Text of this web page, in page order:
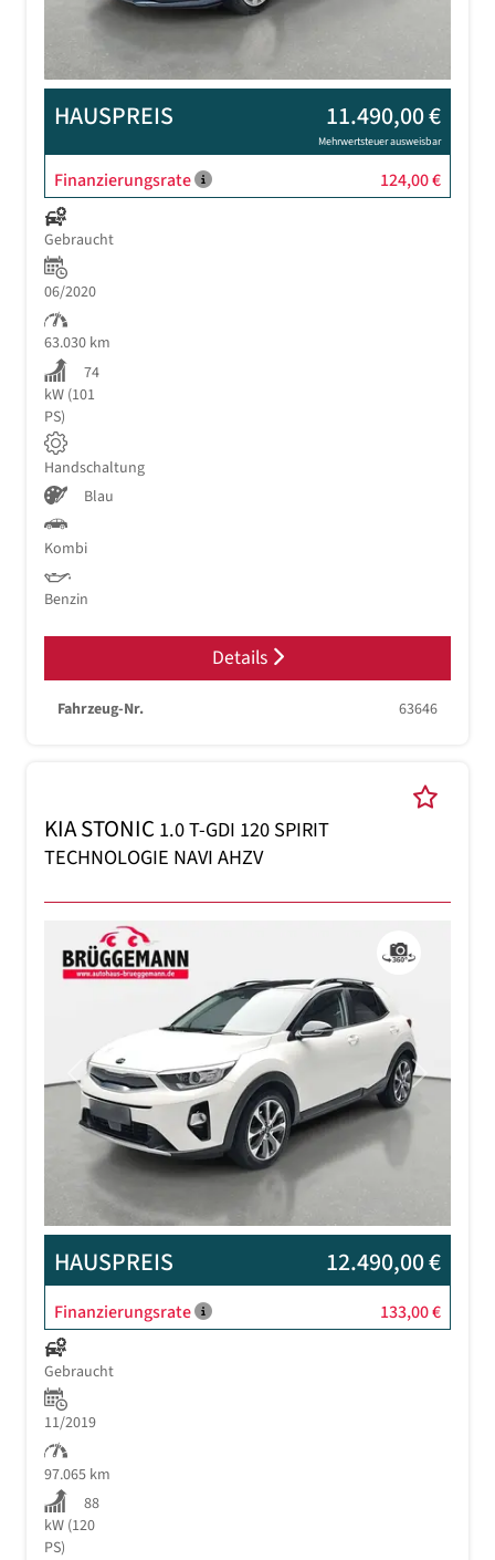
HAUSPREIS 11.490,00 €
Mehrwertsteuer ausweisbar
Finanzierungsrate 124,00 €
Gebraucht
06/2020
63.030 km
74
kW (101
PS)
Handschaltung
Blau
Kombi
Benzin
Details
Fahrzeug-Nr. 63646
KIA STONIC 1.0 T-GDI 120 SPIRIT
TECHNOLOGIE NAVI AHZV
Previous Next
HAUSPREIS 12.490,00 €
Finanzierungsrate 133,00 €
Gebraucht
11/2019
97.065 km
88
kW (120
PS)